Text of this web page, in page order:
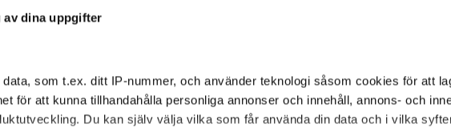
dina uppgifter
data, som t.ex. ditt IP-nummer, och använder teknologi såsom cookies för att
för att kunna tillhandahålla personliga annonser och innehåll, annons- och
Du kan själv välja vilka som får använda din data och i vilka
dag med att gå ut